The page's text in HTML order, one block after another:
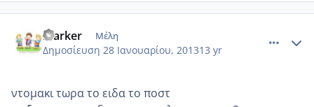
marker Μέλη
Δημοσίευση 28 Ιανουαρίου, 201313 yr
ντομακι τωρα το ειδα το ποστ